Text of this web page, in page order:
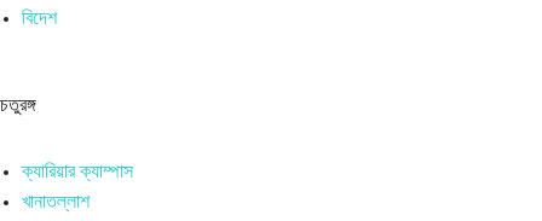
বিদেশ
চতুরঙ্গ
ক্যারিয়ার ক্যাম্পাস
খানাতল্লাশ